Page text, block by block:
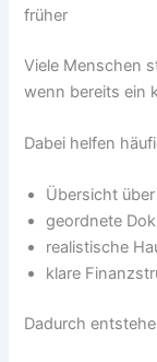
früher
Viele Menschen
wenn bereits ein
Dabei helfen
Übersicht
geordnete
realistische
klare
Dadurch